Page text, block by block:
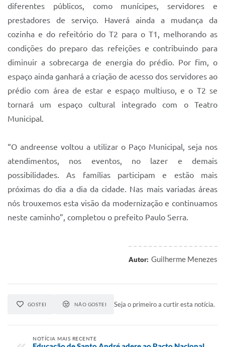
diferentes públicos, como munícipes, servidores e
prestadores de serviço. Haverá ainda a mudança da
cozinha e do refeitório do T2 para o T1, melhorando as
condições do preparo das refeições e contribuindo para
diminuir a sobrecarga de energia do prédio. Por fim, o
espaço ainda ganhará a criação de acesso dos servidores ao
prédio com área de estar e espaço multiuso, e o T2 se
tornará um espaço cultural integrado com o Teatro
Municipal.
“O andreense voltou a utilizar o Paço Municipal, seja nos
atendimentos, nos eventos, no lazer e demais
possibilidades. As famílias participam e estão mais
próximas do dia a dia da cidade. Nas mais variadas áreas
nós trouxemos esta visão da modernização e continuamos
neste caminho”, completou o prefeito Paulo Serra.
Autor: Guilherme Menezes
GOSTEI NÃO GOSTEI Seja o primeiro a curtir esta notícia.
NOTÍCIA MAIS RECENTE